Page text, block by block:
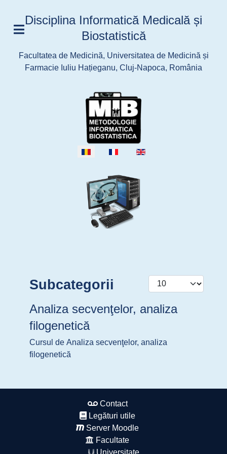
Disciplina Informatică Medicală și
Biostatistică
Facultatea de Medicină, Universitatea de Medicină și
Farmacie Iuliu Hațieganu, Cluj-Napoca, România
Afișare #
Subcategorii
Analiza secvenţelor, analiza
filogenetică
Cursul de Analiza secvenţelor, analiza
filogenetică
Contact
Legături utile
Server Moodle
Facultate
Universitate